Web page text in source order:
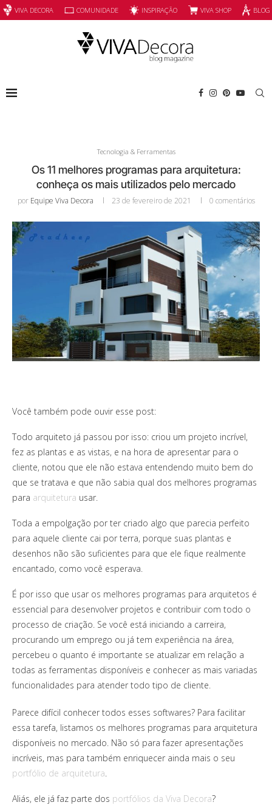
VIVA DECORA COMUNIDADE INSPIRAÇÃO VIVA SHOP
Tecnologia & Ferramentas
Os 11 melhores programas para arquitetura:
conheça os mais utilizados pelo mercado
por Equipe Viva Decora 23 de fevereiro de 2021 0 comentários
Você também pode ouvir esse post:
Todo arquiteto já passou por isso: criou um projeto incrível,
fez as plantas e as vistas, e na hora de apresentar para o
cliente, notou que ele não estava entendendo muito bem do
que se tratava e que não sabia qual dos melhores programas
para arquitetura usar.
Toda a empolgação por ter criado algo que parecia perfeito
para aquele cliente cai por terra, porque suas plantas e
desenhos não são suficientes para que ele fique realmente
encantado, como você esperava.
É por isso que usar os melhores programas para arquitetos é
essencial para desenvolver projetos e contribuir com todo o
processo de criação. Se você está iniciando a carreira,
procurando um emprego ou já tem experiência na área,
percebeu o quanto é importante se atualizar em relação a
todas as ferramentas disponíveis e conhecer as mais variadas
funcionalidades para atender todo tipo de cliente.
Parece difícil conhecer todos esses softwares? Para facilitar
essa tarefa, listamos os melhores programas para arquitetura
disponíveis no mercado. Não só para fazer apresentações
incríveis, mas para também enriquecer ainda mais o seu
portfólio de arquitetura
Aliás, ele já faz parte dos portfólios da Viva Decora?